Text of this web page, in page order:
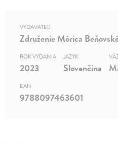
VYDAVATEĽ
Združenie Mórica
ROK VYDANIA
2023
JAZYK
Slovenčina
EAN
9788097463601